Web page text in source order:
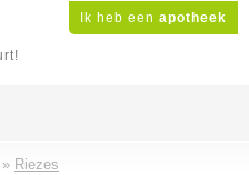
Ik heb een apotheek
» Riezes